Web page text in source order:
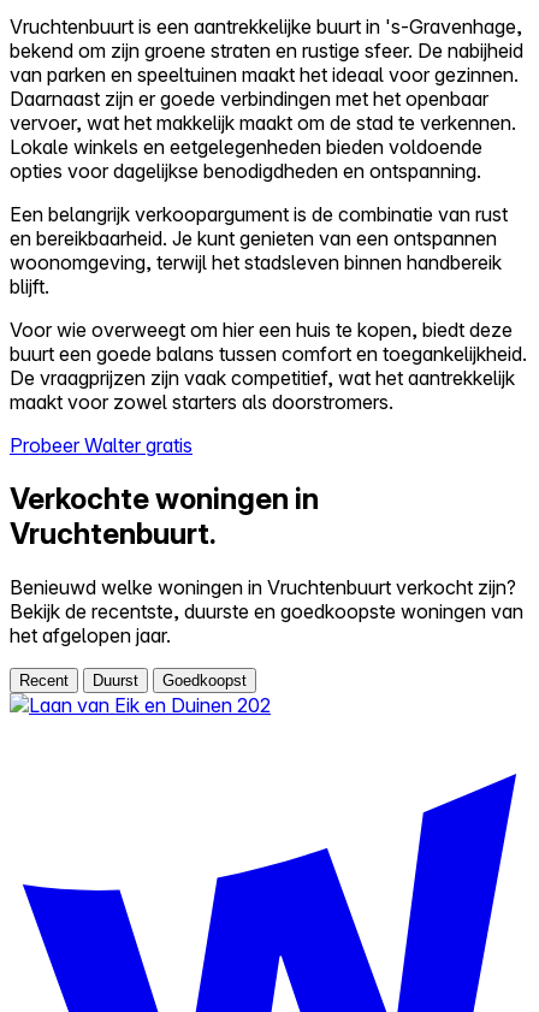
Reviews
Prijzen
Log in
Probeer Walter gratis
Vruchtenbuurt is een aantrekkelijke buurt in 's-Gravenhage,
bekend om zijn groene straten en rustige sfeer. De nabijheid
van parken en speeltuinen maakt het ideaal voor gezinnen.
Daarnaast zijn er goede verbindingen met het openbaar
vervoer, wat het makkelijk maakt om de stad te verkennen.
Lokale winkels en eetgelegenheden bieden voldoende
opties voor dagelijkse benodigdheden en ontspanning.
Een belangrijk verkoopargument is de combinatie van rust
en bereikbaarheid. Je kunt genieten van een ontspannen
woonomgeving, terwijl het stadsleven binnen handbereik
blijft.
Voor wie overweegt om hier een huis te kopen, biedt deze
buurt een goede balans tussen comfort en toegankelijkheid.
De vraagprijzen zijn vaak competitief, wat het aantrekkelijk
maakt voor zowel starters als doorstromers.
Probeer Walter gratis
Verkochte woningen in
Vruchtenbuurt.
Benieuwd welke woningen in Vruchtenbuurt verkocht zijn?
Bekijk de recentste, duurste en goedkoopste woningen van
het afgelopen jaar.
Recent Duurst Goedkoopst